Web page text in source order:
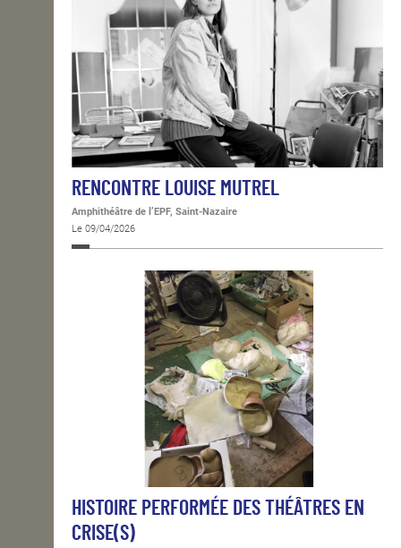
RENCONTRE LOUISE MUTREL
Amphithéâtre de l’EPF, Saint-Nazaire
Le 09/04/2026
HISTOIRE PERFORMÉE DES THÉÂTRES EN
CRISE(S)